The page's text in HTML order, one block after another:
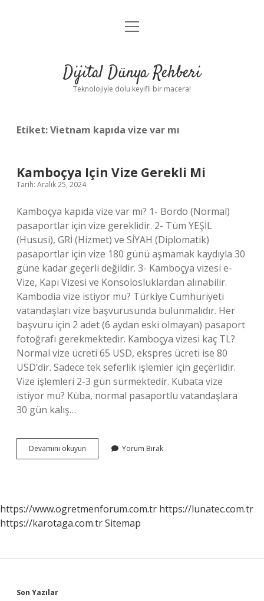
Anasayfa
Yasal Uyarı
menüyü
Dijital Dünya Rehberi
Teknolojiyle dolu keyifli bir macera!
Etiket:Vietnam kapıda vize var mı
Kamboçya Için Vize Gerekli Mi
Tarih: Aralık 25, 2024
Kamboçya kapıda vize var mı? 1- Bordo (Normal)
pasaportlar için vize gereklidir. 2- Tüm YEŞİL
(Hususi), GRİ (Hizmet) ve SİYAH (Diplomatik)
pasaportlar için vize 180 günü aşmamak kaydıyla 30
güne kadar geçerli değildir. 3- Kamboçya vizesi e-
Vize, Kapı Vizesi ve Konsolosluklardan alınabilir.
Kambodia vize istiyor mu? Türkiye Cumhuriyeti
vatandaşları vize başvurusunda bulunmalıdır. Her
başvuru için 2 adet (6 aydan eski olmayan) pasaport
fotoğrafı gerekmektedir. Kamboçya vizesi kaç TL?
Normal vize ücreti 65 USD, ekspres ücreti ise 80
USD’dir. Sadece tek seferlik işlemler için geçerlidir.
Vize işlemleri 2-3 gün sürmektedir. Kubata vize
istiyor mu? Küba, normal pasaportlu vatandaşlara
30 gün kalış…
Devamını okuyun Kamboçya
Için
Yorum Bırak
https://www.ogretmenforum.com.tr https://lunatec.com.tr
https://karotaga.com.trSitemap
Son Yazılar